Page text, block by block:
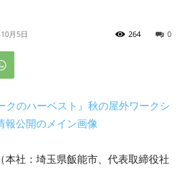
月5日 0
264
本社：埼玉県飯能市、代表取締役社